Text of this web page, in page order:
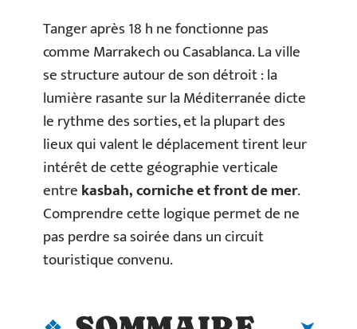
Tanger après 18 h ne fonctionne pas
comme Marrakech ou Casablanca. La ville
se structure autour de son détroit : la
lumière rasante sur la Méditerranée dicte
le rythme des sorties, et la plupart des
lieux qui valent le déplacement tirent leur
intérêt de cette géographie verticale
entrekasbah, corniche et front de mer.
Comprendre cette logique permet de ne
pas perdre sa soirée dans un circuit
touristique convenu.